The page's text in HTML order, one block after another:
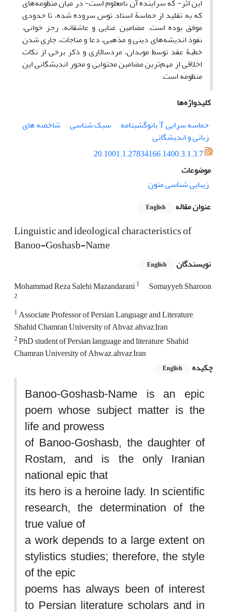
این اثر- که سراینده آن نامعلوم است- در میان منظومه‌های
که به تقلید از حماسۀ استاد توس سروده شده، تا حدودی
موفق بوده است. مضامین غنایی و عاشقانه، رجز خوانی،
نفوذ اندیشه‌های دینی و مذهبی، دعا و مناجات، جاری شدن
خطبۀ عقد توسط موبدان، مردسالاری و ذکر برخی از نکات
اخلاقی از مهم‌ترین مضامین محتوایی و محور اندیشگانی این
منظومه است.
کلیدواژه‌ها
حماسه سرایی T بانوگشبنامه
سبک شناسی
شاخصه های
زبانی و اندیشگانی
20.1001.1.27834166.1400.3.1.3.7
موضوعات
زیبایی شناسی متون
عنوان مقاله
English
Linguistic and ideological characteristics of
Banoo-Goshasb-Name
نویسندگان English
Mohammad Reza Salehi Mazandarani1 Somayyeh Sharoon
2
1Associate Professor of Persian Language and Literature,
Shahid Chamran University of Ahvaz.ahvaz,Iran
2PhD student of Persian language and literature, Shahid
Chamran University of Ahwaz.ahvaz,Iran
چکیده
English
Banoo-Goshasb-Name is an epic
poem whose subject matter is the
life and prowess
of Banoo-Goshasb, the daughter of
Rostam, and is the only Iranian
national epic that
its hero is a heroine lady. In scientific
research, the determination of the
true value of
a work depends to a large extent on
stylistics studies; therefore, the style
of the epic
poems has always been of interest
to Persian literature scholars and in